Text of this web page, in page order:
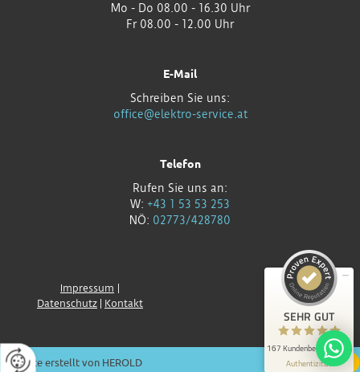
Mo - Do 08.00 - 16.30 Uhr
Fr 08.00 - 12.00 Uhr
E-Mail
Schreiben Sie uns:
office@elektro-service.at
Telefon
Rufen Sie uns an:
W: +43 1 53 53 253
NÖ: 02773/428780
Impressum
Datenschutz
Kontakt
Website erstellt von HEROLD
SEHR GUT
167 Kundenbewertungen
Authentizität
ELVICE Elektrohausgeräte & Kältetechnik OG
SEHR GUT
5
Bewertungen auf
ProvenExpert.com
Blick aufs ProvenExpert-Profil werfen
4.8.2026